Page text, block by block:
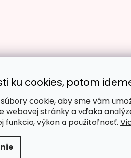
ku cookies, potom
cookie, aby sme vám
webovej stránky a vďaka
funkcie, výkon a použiteľnosť.
Upraviť nastavenie cookies